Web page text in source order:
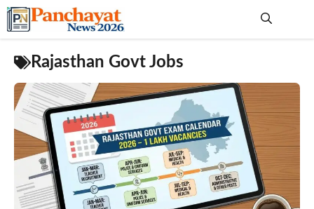
Skip
Rajasthan Govt Jobs